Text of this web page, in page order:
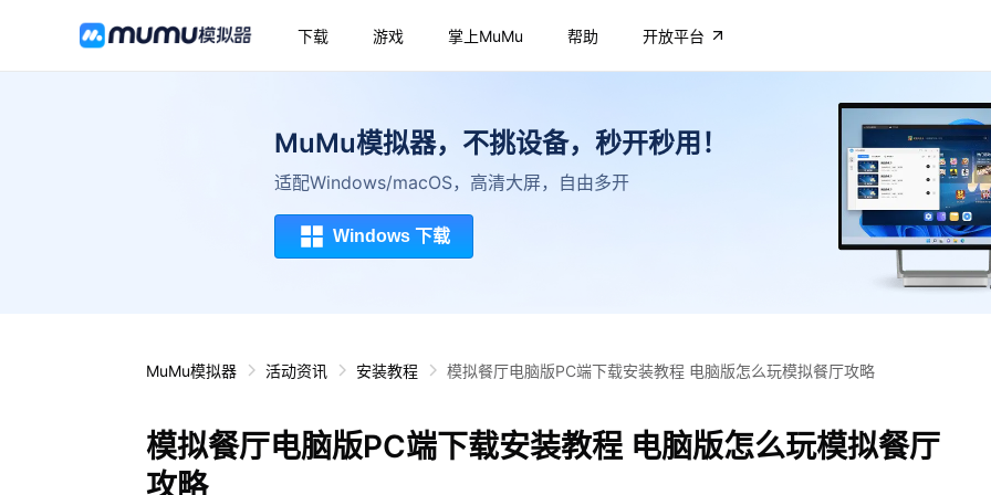
下载 游戏 掌上MuMu 帮助 开放平台
MuMu模拟器，不挑设备，秒开秒用！
适配Windows/macOS，高清大屏，自由多开
Windows 下载
MuMu模拟器 活动资讯 安装教程 模拟餐厅电脑版PC端下载安装教程 电脑版怎么玩模拟餐厅攻略
模拟餐厅电脑版PC端下载安装教程 电脑版怎么玩模拟餐厅
攻略